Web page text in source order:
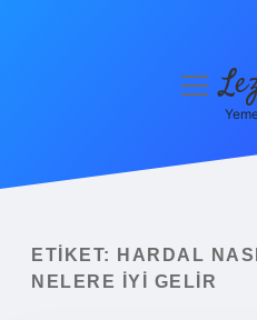
Yasal Uyarı
menüyü
ETIKET:
HARDAL
NELERE IYI GELIR